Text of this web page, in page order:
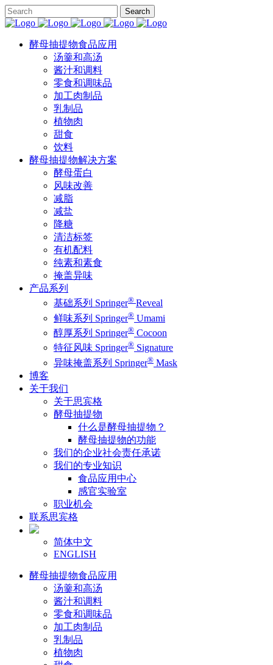
酵母抽提物食品应用
汤羹和高汤
酱汁和调料
零食和调味品
加工肉制品
乳制品
植物肉
甜食
饮料
酵母抽提物解决方案
酵母蛋白
风味改善
减脂
减盐
降糖
清洁标签
有机配料
纯素和素食
掩盖异味
产品系列
基础系列 Springer® Reveal
鲜味系列 Springer® Umami
醇厚系列 Springer® Cocoon
特征风味 Springer® Signature
异味掩盖系列 Springer® Mask
博客
关于我们
关于思宾格
酵母抽提物
什么是酵母抽提物？
酵母抽提物的功能
我们的企业社会责任承诺
我们的专业知识
食品应用中心
感官实验室
职业机会
联系思宾格
简体中文
ENGLISH
酵母抽提物食品应用
汤羹和高汤
酱汁和调料
零食和调味品
加工肉制品
乳制品
植物肉